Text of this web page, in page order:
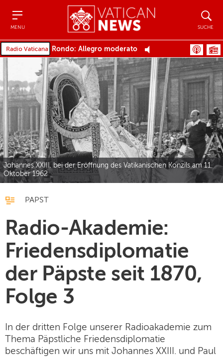
MENU SUCHE
Rondo: Allegro moderato
Johannes XXIII. bei der Eröffnung des Vatikanischen Konzils am 11.
Oktober 1962
PAPST
Radio-Akademie:
Friedensdiplomatie
der Päpste seit 1870,
Folge 3
In der dritten Folge unserer Radioakademie zum
Thema Päpstliche Friedensdiplomatie
beschäftigen wir uns mit Johannes XXIII. und Paul